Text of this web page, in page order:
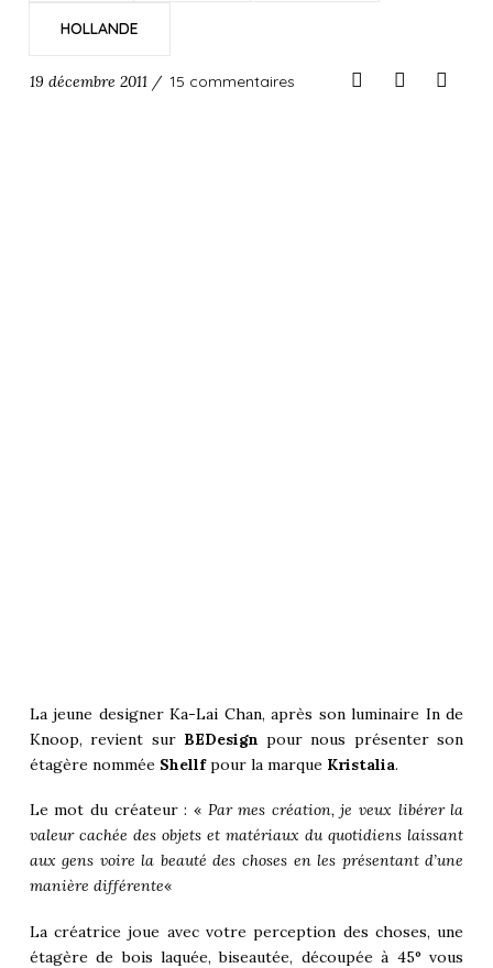
HOLLANDE
19 décembre 2011 / 15 commentaires
La jeune designerKa-Lai Chan, après son luminaire In de
Knoop, revient sur BEDesignpour nous présenter son
étagère nommée Shellfpour la marque Kristalia.
Le mot du créateur : « Par mes création, je veux libérer la
valeur cachée des objets et matériaux du quotidiens laissant
aux gens voire la beauté des choses en les présentant d’une
manière différente«
La créatrice joue avec votre perception des choses, une
étagère de bois laquée, biseautée, découpée à 45° vous